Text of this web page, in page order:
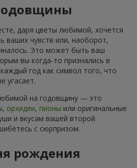
даря цветы любимой, хочется
ваших чувств или, наоборот,
Это может быть ваш
вы когда-то признались в
год как символ того, что
угасает.
на годовщину — это
, орхидеи, пионы или оригинальные
и вкусам вашей второй
с сюрпризом.
рождения